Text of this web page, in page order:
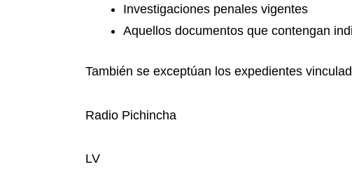
Investigaciones penales vigentes
Aquellos documentos que contengan
También se exceptúan los expedientes
Radio Pichincha
LV